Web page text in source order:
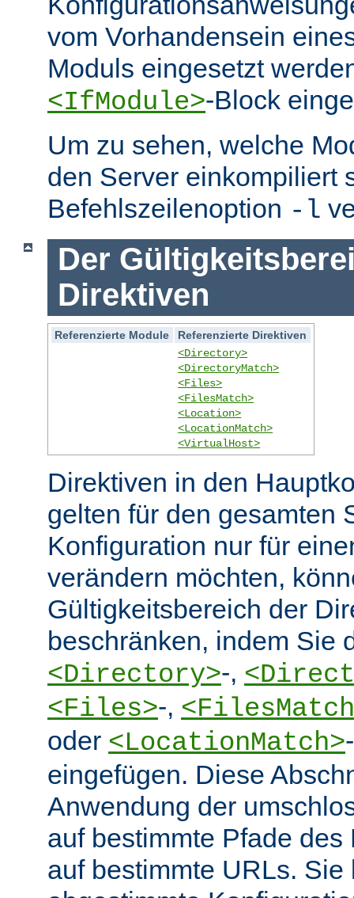
vom Vorhandensein
Moduls eingesetzt
<IfModule>-Block
Um zu sehen, welche
den Server einkompiliert
Befehlszeilenoption -l
Der
Direktiven
Referenzierte Module
Referenzierte Direktiven
<Directory>
<DirectoryMatch>
<Files>
<FilesMatch>
<Location>
<LocationMatch>
<VirtualHost>
Direktiven in den
gelten für den gesamten
Konfiguration nur für
verändern möchten,
Gültigkeitsbereich der
beschränken, indem Sie
<Directory>-,
<Files>-,
oder <LocationMatch>
eingefügen. Diese
Anwendung der
auf bestimmte Pfade
auf bestimmte URLs.